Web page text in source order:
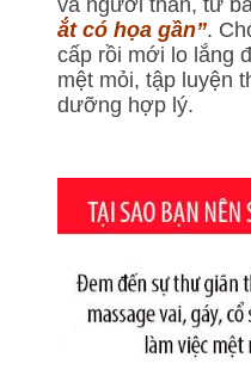
và người thân, từ
ắt có họa gần”.
cấp rồi mới lo lắng
mệt mỏi, tập luyện
dưỡng hợp lý.